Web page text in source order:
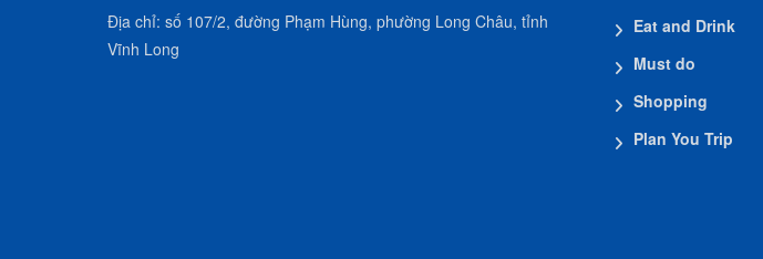
Địa chỉ: số 107/2, đường Phạm Hùng, phường Long Châu, tỉnh
Vĩnh Long
Eat and Drink
Must do
Shopping
Plan You Trip